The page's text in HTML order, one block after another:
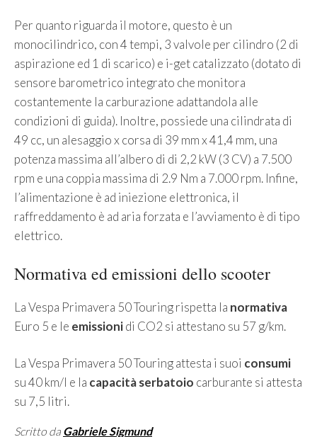
Per quanto riguarda il motore, questo è un
monocilindrico, con 4 tempi, 3 valvole per cilindro (2 di
aspirazione ed 1 di scarico) e i-get catalizzato (dotato di
sensore barometrico integrato che monitora
costantemente la carburazione adattandola alle
condizioni di guida). Inoltre, possiede una cilindrata di
49 cc, un alesaggio x corsa di 39 mm x 41,4 mm, una
potenza massima all’albero di di 2,2 kW (3 CV) a 7.500
rpm e una coppia massima di 2.9 Nm a 7.000 rpm. Infine,
l’alimentazione è ad iniezione elettronica, il
raffreddamento è ad aria forzata e l’avviamento è di tipo
elettrico.
Normativa ed emissioni dello scooter
La Vespa Primavera 50 Touring rispetta la normativa
Euro 5 e le emissionidi CO2 si attestano su 57 g/km.
La Vespa Primavera 50 Touring attesta i suoi consumi
su 40 km/l e la capacità serbatoio carburante si attesta
su 7,5 litri.
Scritto da Gabriele Sigmund